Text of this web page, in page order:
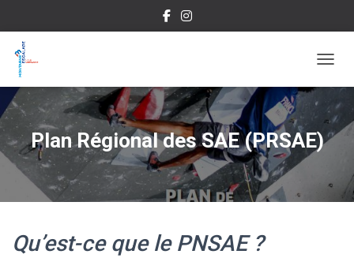
Plan Régional des SAE (PRSAE)
Qu’est-ce que le PNSAE ?